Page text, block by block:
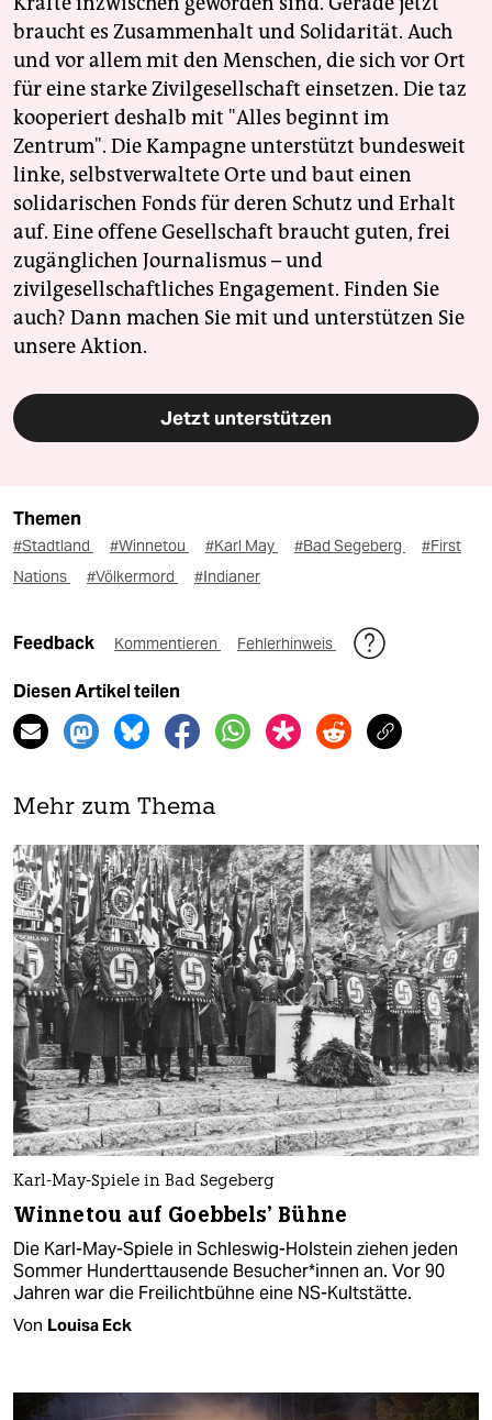
braucht es Zusammenhalt und Solidarität. Auch
und vor allem mit den Menschen, die sich vor Ort
für eine starke Zivilgesellschaft einsetzen. Die taz
kooperiert deshalb mit "Alles beginnt im
Zentrum". Die Kampagne unterstützt bundesweit
linke, selbstverwaltete Orte und baut einen
solidarischen Fonds für deren Schutz und Erhalt
auf. Eine offene Gesellschaft braucht guten, frei
zugänglichen Journalismus – und
zivilgesellschaftliches Engagement. Finden Sie
auch? Dann machen Sie mit und unterstützen Sie
unsere Aktion.
Jetzt unterstützen
Themen
#Stadtland #Winnetou #Karl May #Bad Segeberg
#First
Nations
#Völkermord #Indianer
Feedback Kommentieren Fehlerhinweis
Diesen Artikel teilen
Mehr zum Thema
Karl-May-Spiele in Bad Segeberg
Winnetou auf Goebbels’ Bühne
Die Karl-May-Spiele in Schleswig-Holstein ziehen jeden
Sommer Hunderttausende Be­su­che­r*in­nen an. Vor 90
Jahren war die Freilichtbühne eine NS-Kultstätte.
Von Louisa Eck